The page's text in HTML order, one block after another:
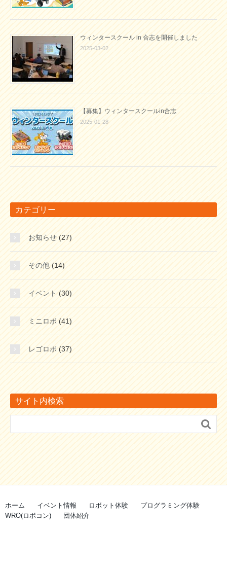
ウィンタースクール in 合志を開催しました
2025-03-02
【募集】ウィンタースクールin合志
2025-01-28
カテゴリー
お知らせ (27)
その他 (14)
イベント (30)
ミニロボ (41)
レゴロボ (37)
サイト内検索

ホーム イベント情報 ロボット体験
プログラミング体験
WRO(ロボコン)
団体紹介